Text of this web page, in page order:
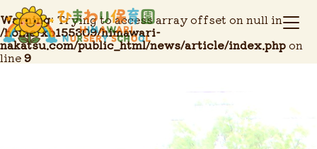
Warning: Trying to access array offset on null in
/home/xb155309/himawari-
nakatsu.com/public_html/news/article/index.phpon
line9